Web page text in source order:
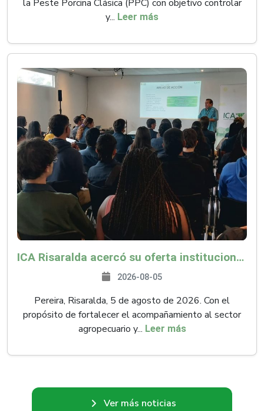
la Peste Porcina Clásica (PPC) con objetivo controlar
y... Leer más
ICA Risaralda acercó su oferta institucional a productores y emprendedores en Expocamello
2026-08-05
Pereira, Risaralda, 5 de agosto de 2026. Con el
propósito de fortalecer el acompañamiento al sector
agropecuario y... Leer más
Ver más noticias